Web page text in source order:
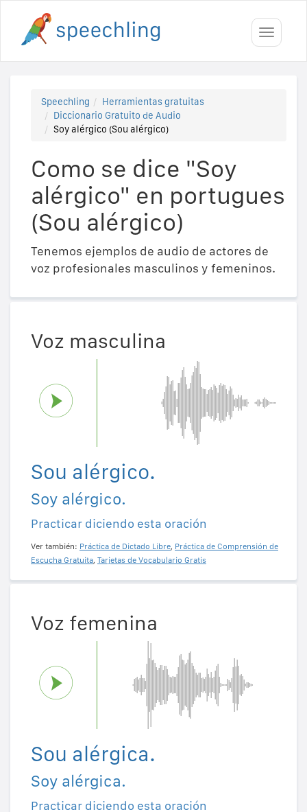
Toggle
Speechling
Herramientas gratuitas
Diccionario Gratuito de Audio
Soy alérgico (Sou alérgico)
Como se dice "Soy
alérgico" en portugues
(Sou alérgico)
Tenemos ejemplos de audio de actores de
voz profesionales masculinos y femeninos.
Voz masculina
Sou alérgico.
Soy alérgico.
Practicar diciendo esta oración
Ver también: Práctica de Dictado Libre, Práctica de Comprensión de
Escucha Gratuita, Tarjetas de Vocabulario Gratis
Voz femenina
Sou alérgica.
Soy alérgica.
Practicar diciendo esta oración